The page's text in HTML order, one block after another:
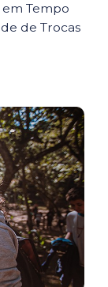
Tempo
de Trocas